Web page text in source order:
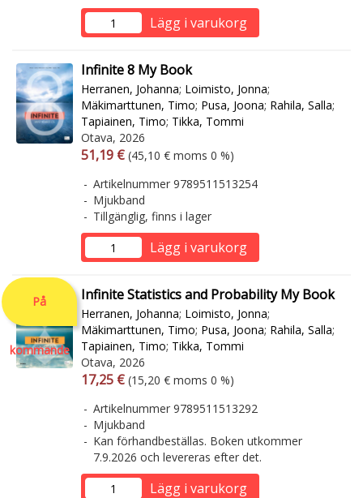
Lägg i varukorg
Infinite 8 My Book
Herranen, Johanna; Loimisto, Jonna;
Mäkimarttunen, Timo; Pusa, Joona; Rahila, Salla;
Tapiainen, Timo; Tikka, Tommi
Otava, 2026
Arvonlisäverollinen hinta
51,19 € Arvonlisäveroton hinta
(45,10 € moms 0 %)
Artikelnummer 9789511513254
Mjukband
Tillgänglig, finns i lager
Lägg i varukorg
På
kommande
Infinite Statistics and Probability My Book
Herranen, Johanna; Loimisto, Jonna;
Mäkimarttunen, Timo; Pusa, Joona; Rahila, Salla;
Tapiainen, Timo; Tikka, Tommi
Otava, 2026
Arvonlisäverollinen hinta
17,25 € Arvonlisäveroton hinta
(15,20 € moms 0 %)
Artikelnummer 9789511513292
Mjukband
Kan förhandbeställas. Boken utkommer
7.9.2026 och levereras efter det.
Lägg i varukorg